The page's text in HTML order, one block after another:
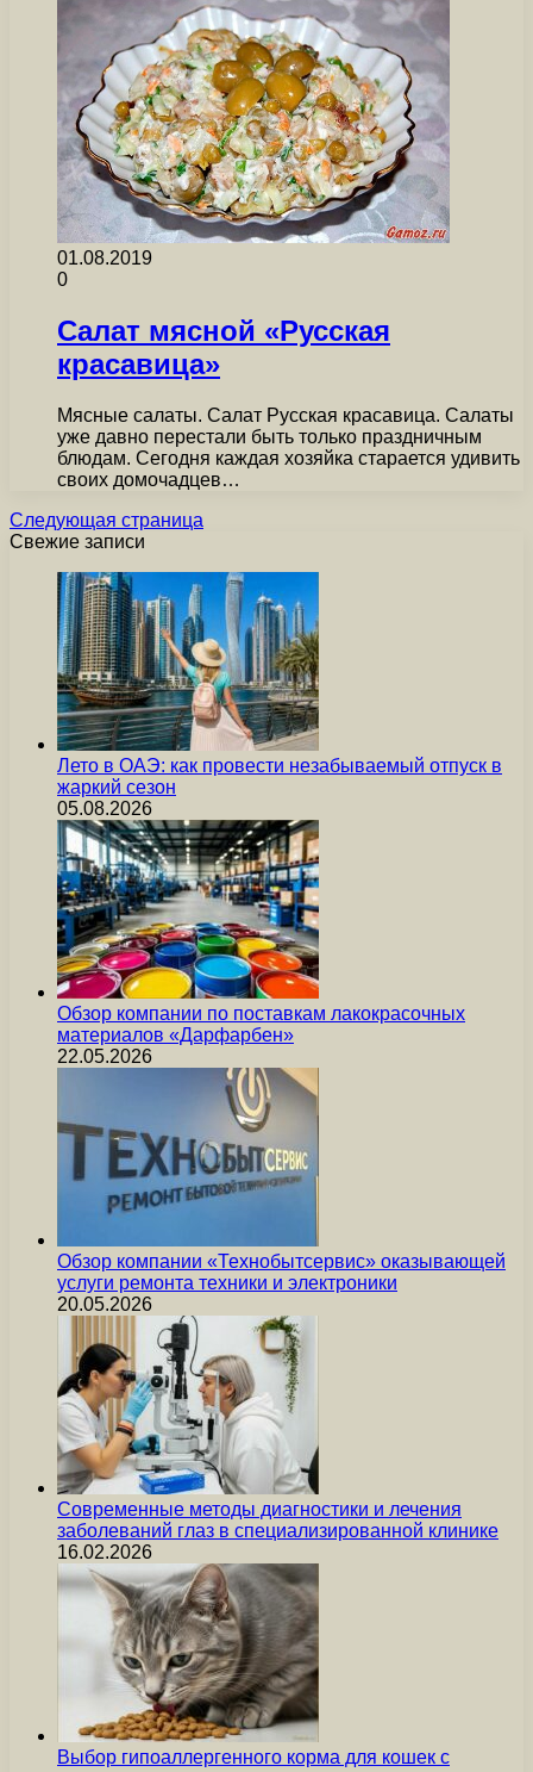
01.08.2019
0
Салат мясной «Русская
красавица»
Мясные салаты. Салат Русская красавица. Салаты
уже давно перестали быть только праздничным
блюдам. Сегодня каждая хозяйка старается удивить
своих домочадцев…
Следующая страница
Свежие записи
Лето в ОАЭ: как провести незабываемый отпуск в
жаркий сезон
05.08.2026
Обзор компании по поставкам лакокрасочных
материалов «Дарфарбен»
22.05.2026
Обзор компании «Технобытсервис» оказывающей
услуги ремонта техники и электроники
20.05.2026
Современные методы диагностики и лечения
заболеваний глаз в специализированной клинике
16.02.2026
Выбор гипоаллергенного корма для кошек с